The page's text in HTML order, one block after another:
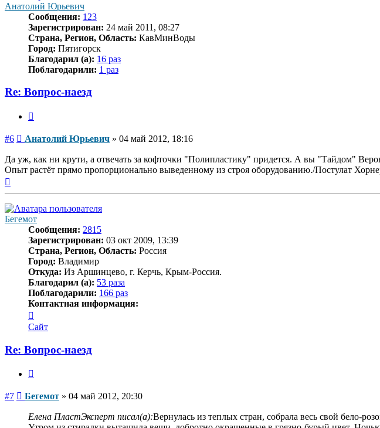
Анатолий Юрьевич
Сообщения: 123
Зарегистрирован: 24 май 2011, 08:27
Страна, Регион, Область: КавМинВоды
Город: Пятигорск
Благодарил (а): 16 раз
Поблагодарили: 1 раз
Re: Вопрос-наезд
#6 Сообщение
Анатолий Юрьевич » 04 май 2012, 18:16
Да уж, как ни крути, а отвечать за кофточки "Полипластику" придется. А вы "Тайдом"
Опыт растёт прямо пропорционально выведенному из строя оборудованию./Постулат
Бегемот
Сообщения: 2815
Зарегистрирован: 03 окт 2009, 13:39
Страна, Регион, Область: Россия
Город: Владимир
Откуда: Из Аршинцево, г. Керчь, Крым-Россия.
Благодарил (а): 53 раза
Поблагодарили: 166 раз
Контактная информация:
информация
пользователя
Сайт
Re: Вопрос-наезд
#7 Сообщение
Бегемот » 04 май 2012, 20:30
Елена ПластЭксперт писал(а):Вернулась из теплых стран, собрала весь свой бело-